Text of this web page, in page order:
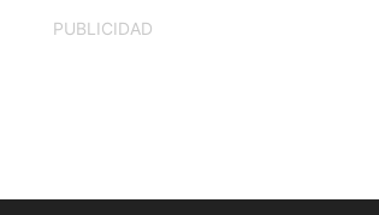
PUBLICIDAD